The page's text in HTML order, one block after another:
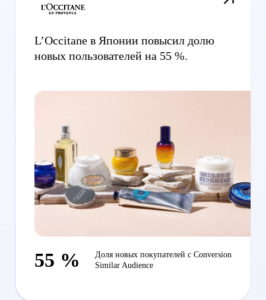
L’Occitane в Японии повысил долю
новых пользователей на 55 %.
55 %
Доля новых покупателей с Conversion
Similar Audience